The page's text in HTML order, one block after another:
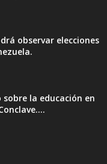
observar elecciones
sobre la educación en